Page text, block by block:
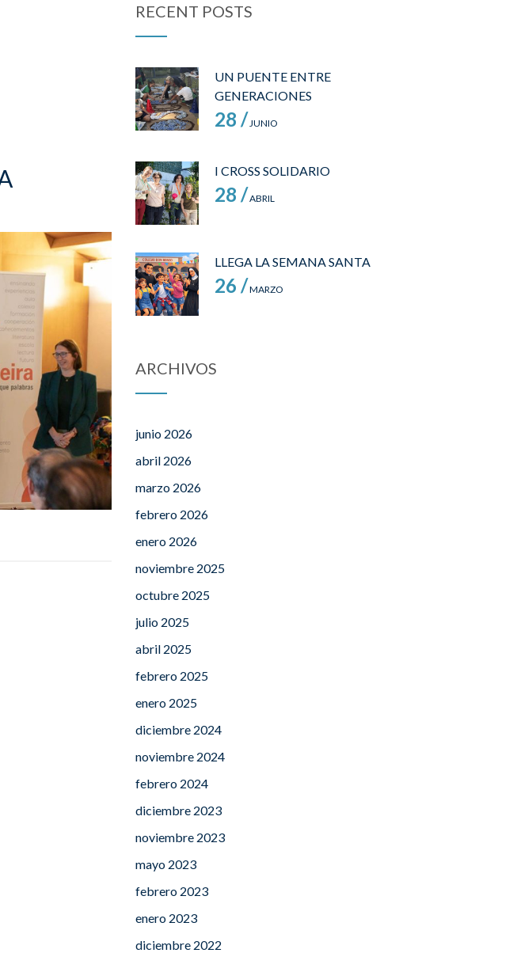
RECENT POSTS
UN PUENTE ENTRE
GENERACIONES
28 / JUNIO
I CROSS SOLIDARIO
28 /ABRIL
LLEGA LA SEMANA SANTA
26 /MARZO
ARCHIVOS
junio 2026
abril 2026
marzo 2026
febrero 2026
enero 2026
noviembre 2025
octubre 2025
julio 2025
abril 2025
febrero 2025
enero 2025
diciembre 2024
noviembre 2024
febrero 2024
diciembre 2023
noviembre 2023
mayo 2023
febrero 2023
enero 2023
diciembre 2022